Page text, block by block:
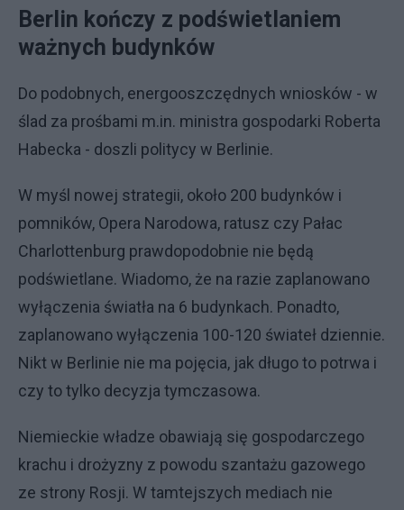
Berlin kończy z podświetlaniem
ważnych budynków
Do podobnych, energooszczędnych wniosków - w
ślad za prośbami m.in. ministra gospodarki Roberta
Habecka - doszli politycy w Berlinie.
W myśl nowej strategii, około 200 budynków i
pomników, Opera Narodowa, ratusz czy Pałac
Charlottenburg prawdopodobnie nie będą
podświetlane. Wiadomo, że na razie zaplanowano
wyłączenia światła na 6 budynkach. Ponadto,
zaplanowano wyłączenia 100-120 świateł dziennie.
Nikt w Berlinie nie ma pojęcia, jak długo to potrwa i
czy to tylko decyzja tymczasowa.
Niemieckie władze obawiają się gospodarczego
krachu i drożyzny z powodu szantażu gazowego
ze strony Rosji. W tamtejszych mediach nie